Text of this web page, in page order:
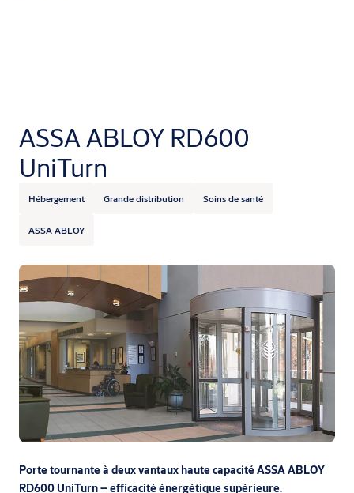
ASSA ABLOY RD600
UniTurn
Hébergement Grande distribution Soins de santé
ASSA ABLOY
Porte tournante à deux vantaux haute capacité ASSA ABLOY
RD600 UniTurn– efficacité énergétique supérieure.